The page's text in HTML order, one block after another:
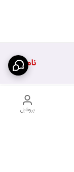
ناموجود
پروفایل